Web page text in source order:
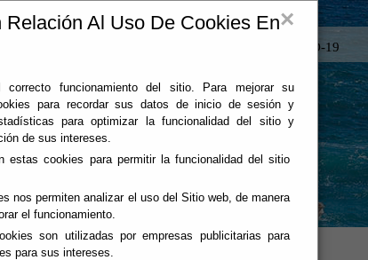
×
Al Uso De Cookies En
funcionamiento del sitio. Para mejorar su
para recordar sus datos de inicio de sesión y
para optimizar la funcionalidad del sitio y
de sus intereses.
estas cookies para permitir la funcionalidad del sitio
nos permiten analizar el uso del Sitio web, de manera
el funcionamiento.
son utilizadas por empresas publicitarias para
para sus intereses.
COVID-19